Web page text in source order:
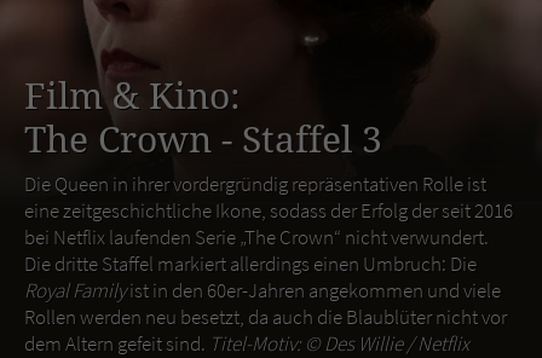
Film & Kino:
The Crown - Staffel 3
Die Queen in ihrer vordergründig repräsentativen Rolle ist
eine zeitgeschichtliche Ikone, sodass der Erfolg der seit 2016
bei Netflix laufenden Serie „The Crown“ nicht verwundert.
Die dritte Staffel markiert allerdings einen Umbruch: Die
Royal Familyist in den 60er-Jahren angekommen und viele
Rollen werden neu besetzt, da auch die Blaublüter nicht vor
dem Altern gefeit sind. Titel-Motiv: ©Des Willie / Netflix